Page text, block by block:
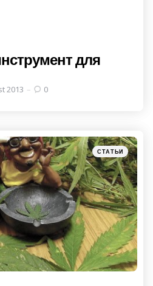
для
2013 0
Categories
Posted
in
СТАТЬИ